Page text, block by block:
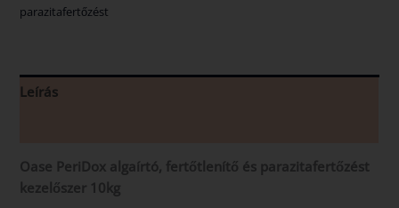
parazitafertőzést
Leírás
Oase PeriDox algaírtó, fertőtlenítő és parazitafertőzést
kezelőszer 10kg